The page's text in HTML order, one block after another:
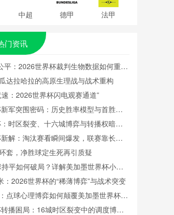
中超 德甲 法甲
门资讯
平：2026世界杯裁判生物数据如何重塑
达拉哈拉的高原生理战与战术重构
：2026世界杯闪电观赛通道”
军突围密码：历史胜率模型与首胜触
时区裂变、十六城博弈与转播权暗战
序
解：淘汰赛看瞬间爆发，联赛靠长线
套，净胜球定生死再引质疑
平如何破局？详解美加墨世界杯小组
：2026世界杯的“稀薄博弈”与战术突变
点球心理博弈如何颠覆美加墨世界杯门
播困局：16城时区裂变中的调度博弈